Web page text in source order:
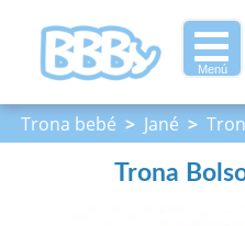
Menú
Trona bebé > Jané >
Trona